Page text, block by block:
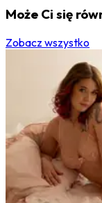
Może Ci się
Zobacz wszystko